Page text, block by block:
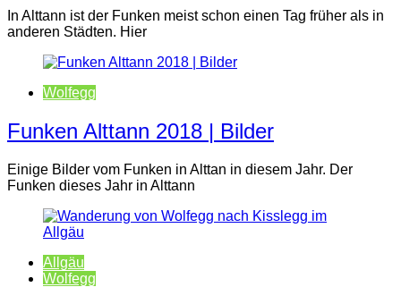
In Alttann ist der Funken meist schon einen Tag früher als in
anderen Städten. Hier
Wolfegg
Funken Alttann 2018 | Bilder
Einige Bilder vom Funken in Alttan in diesem Jahr. Der
Funken dieses Jahr in Alttann
Allgäu
Wolfegg